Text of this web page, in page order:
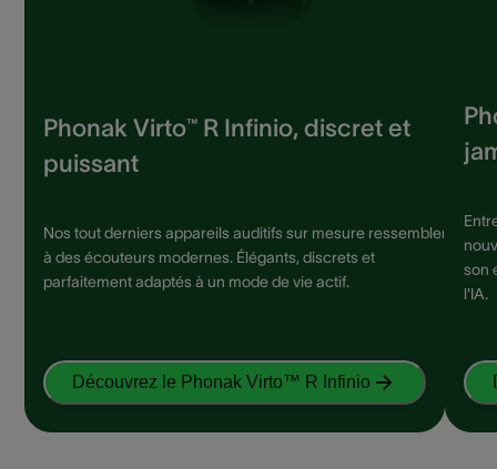
Phonak Virto™ R Infinio, discret et
puissant
Nos tout derniers appareils auditifs sur mesure ressemblent
à des écouteurs modernes. Élégants, discrets et
parfaitement adaptés à un mode de vie actif.
Découvrez le Phonak Virto™ R Infinio
son
l'IA.